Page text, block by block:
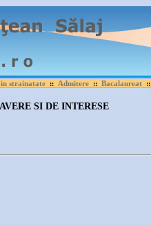
in strainatate:: Admitere:: Bacalaureat::
SI DE INTERESE